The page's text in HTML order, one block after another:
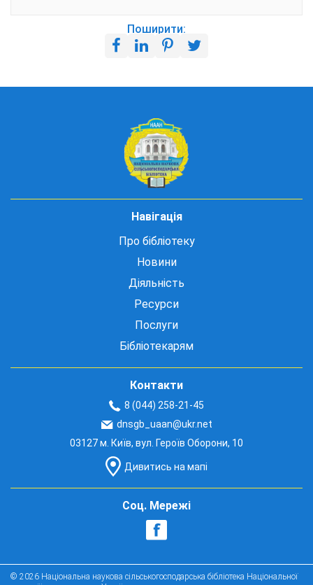
Поширити:
Навігація
Про бібліотеку
Новини
Діяльність
Ресурси
Послуги
Бібліотекарям
Контакти
8 (044) 258-21-45
dnsgb_uaan@ukr.net
03127 м. Київ, вул. Героїв Оборони, 10
Дивитись на мапі
Соц. Мережі
© 2026 Національна наукова сільськогосподарська бібліотека Національної